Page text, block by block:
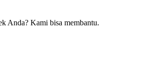
Anda? Kami bisa membantu.